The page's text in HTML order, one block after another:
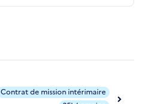
Contrat de mission intérimaire